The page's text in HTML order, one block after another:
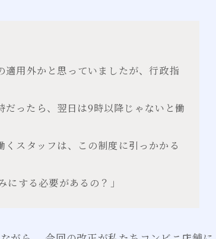
適用外かと思っていましたが、行政指
だったら、翌日は9時以降じゃないと働
くスタッフは、この制度に引っかかる
にする必要があるの？」